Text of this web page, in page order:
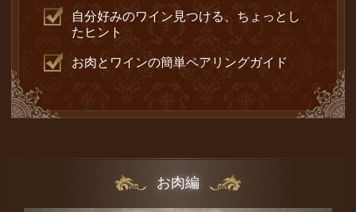
自分好みのワイン見つける、ちょっとし
たヒント
お肉とワインの簡単ペアリングガイド
お肉編